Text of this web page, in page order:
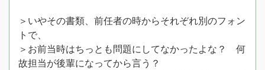
＞いやその書類、前任者の時からそれぞれ別のフォン
トで、
＞お前当時はちっとも問題にしてなかったよな？ 何
故担当が後輩になってから言う？